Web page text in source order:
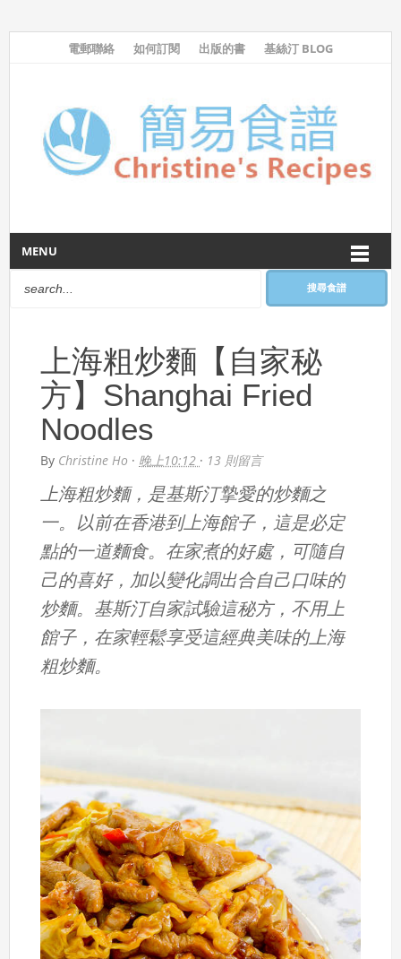
電郵聯絡 如何訂閱 出版的書 基絲汀 BLOG
MENU
搜尋食譜
上海粗炒麵【自家秘
方】Shanghai Fried
Noodles
By Christine Ho · 晚上10:12 · 13 則留言
上海粗炒麵，是基斯汀摯愛的炒麵之
一。以前在香港到上海館子，這是必定
點的一道麵食。在家煮的好處，可隨自
己的喜好，加以變化調出合自己口味的
炒麵。基斯汀自家試驗這秘方，不用上
館子，在家輕鬆享受這經典美味的上海
粗炒麵。